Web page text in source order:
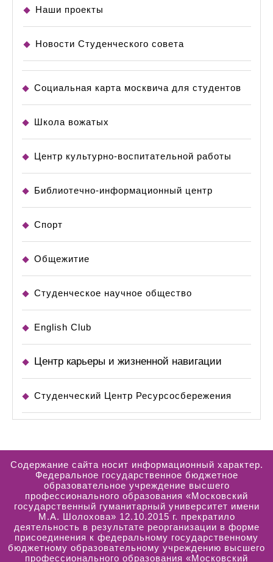
Наши проекты
Новости Студенческого совета
Социальная карта москвича для студентов
Школа вожатых
Центр культурно-воспитательной работы
Библиотечно-информационный центр
Спорт
Общежитие
Студенческое научное общество
English Club
Центр карьеры и жизненной навигации
Студенческий Центр Ресурсосбережения
Содержание сайта носит информационный характер.
Федеральное государственное бюджетное
образовательное учреждение высшего
профессионального образования «Московский
государственный гуманитарный университет имени
М.А. Шолохова» 12.10.2015 г. прекратило
деятельность в результате реорганизации в форме
присоединения к федеральному государственному
бюджетному образовательному учреждению высшего
профессионального образования «Московский